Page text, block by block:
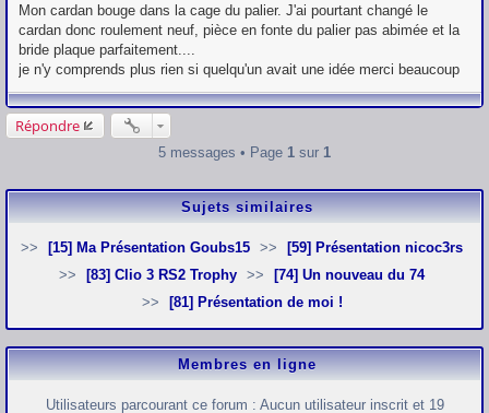
s
a
g
e
Mon cardan bouge dans la cage du palier. J'ai pourtant changé le
cardan donc roulement neuf, pièce en fonte du palier pas abimée et la
bride plaque parfaitement....
je n'y comprends plus rien si quelqu'un avait une idée merci beaucoup
Répondre
5 messages • Page 1 sur 1
Sujets similaires
[15] Ma Présentation Goubs15
[59] Présentation nicoc3rs
[83] Clio 3 RS2 Trophy
[74] Un nouveau du 74
[81] Présentation de moi !
Membres en ligne
Utilisateurs parcourant ce forum : Aucun utilisateur inscrit et 19